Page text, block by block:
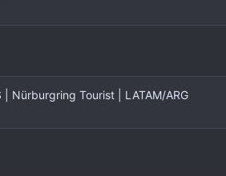
| Nürburgring Tourist | LATAM/ARG